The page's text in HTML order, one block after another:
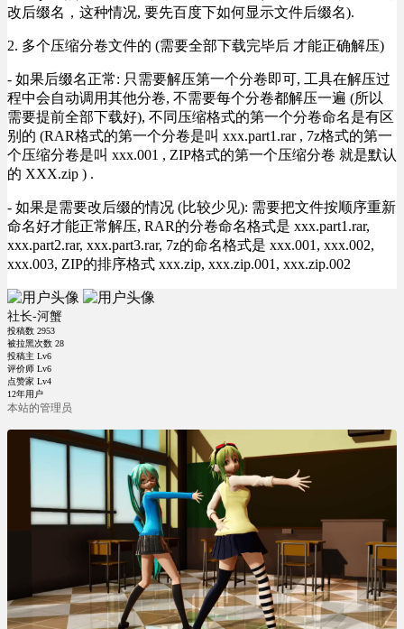
改后缀名，这种情况, 要先百度下如何显示文件后缀名).
2. 多个压缩分卷文件的 (需要全部下载完毕后 才能正确解压)
- 如果后缀名正常: 只需要解压第一个分卷即可, 工具在解压过
程中会自动调用其他分卷, 不需要每个分卷都解压一遍 (所以
需要提前全部下载好), 不同压缩格式的第一个分卷命名是有区
别的 (RAR格式的第一个分卷是叫 xxx.part1.rar , 7z格式的第一
个压缩分卷是叫 xxx.001 , ZIP格式的第一个压缩分卷 就是默认
的 XXX.zip ) .
- 如果是需要改后缀的情况 (比较少见): 需要把文件按顺序重新
命名好才能正常解压, RAR的分卷命名格式是 xxx.part1.rar,
xxx.part2.rar, xxx.part3.rar, 7z的命名格式是 xxx.001, xxx.002,
xxx.003, ZIP的排序格式 xxx.zip, xxx.zip.001, xxx.zip.002
社长-河蟹
投稿数 2953
被拉黑次数 28
投稿主 Lv6
评价师 Lv6
点赞家 Lv4
12年用户
本站的管理员